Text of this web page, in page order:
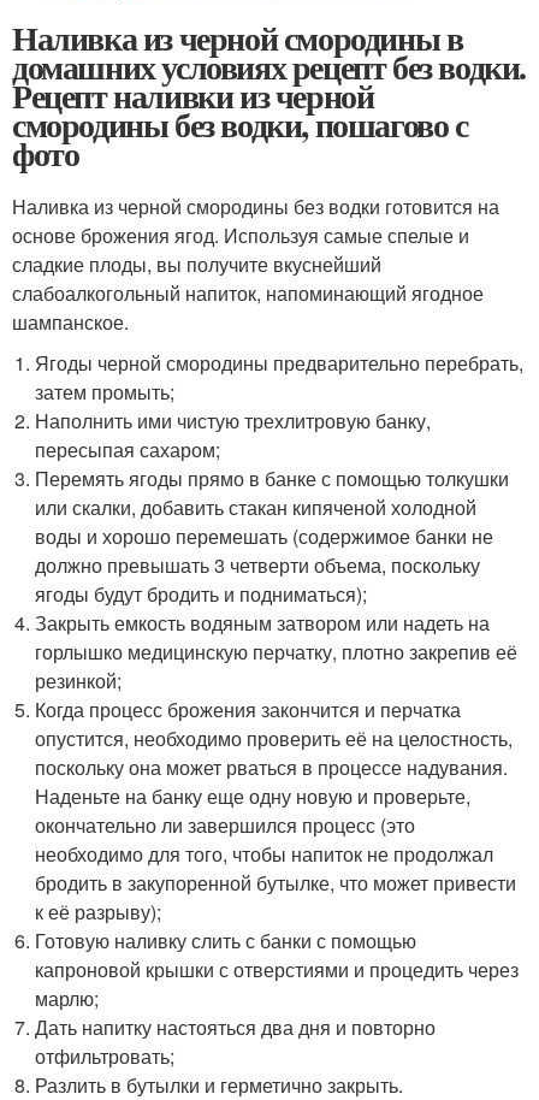
Наливка из черной смородины в
домашних условиях рецепт без водки.
Рецепт наливки из черной
смородины без водки, пошагово с
фото
Наливка из черной смородины без водки готовится на
основе брожения ягод. Используя самые спелые и
сладкие плоды, вы получите вкуснейший
слабоалкогольный напиток, напоминающий ягодное
шампанское.
Ягоды черной смородины предварительно перебрать,
затем промыть;
Наполнить ими чистую трехлитровую банку,
пересыпая сахаром;
Перемять ягоды прямо в банке с помощью толкушки
или скалки, добавить стакан кипяченой холодной
воды и хорошо перемешать (содержимое банки не
должно превышать 3 четверти объема, поскольку
ягоды будут бродить и подниматься);
Закрыть емкость водяным затвором или надеть на
горлышко медицинскую перчатку, плотно закрепив её
резинкой;
Когда процесс брожения закончится и перчатка
опустится, необходимо проверить её на целостность,
поскольку она может рваться в процессе надувания.
Наденьте на банку еще одну новую и проверьте,
окончательно ли завершился процесс (это
необходимо для того, чтобы напиток не продолжал
бродить в закупоренной бутылке, что может привести
к её разрыву);
Готовую наливку слить с банки с помощью
капроновой крышки с отверстиями и процедить через
марлю;
Дать напитку настояться два дня и повторно
отфильтровать;
Разлить в бутылки и герметично закрыть.